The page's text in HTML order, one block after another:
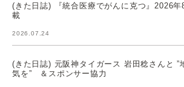
(きた日誌) 『統合医療でがんに克つ』2026
載
2026.07.24
(きた日誌) 元阪神タイガース 岩田稔さんと ”
気を” ＆スポンサー協力